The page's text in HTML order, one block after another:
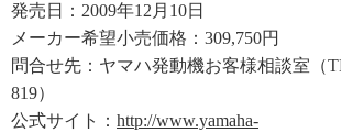
発売日：2009年12月10日
メーカー希望小売価格：309,750円
問合せ先：ヤマハ発動機お客様相談室（
819）
公式サイト： http://www.yamaha-